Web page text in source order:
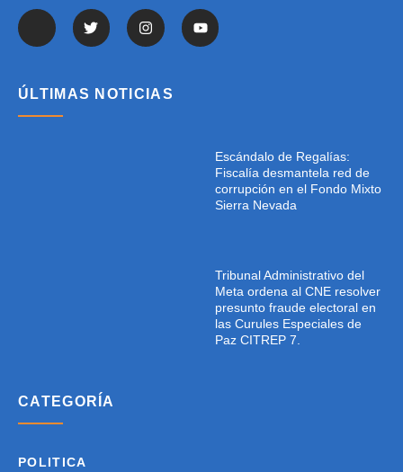
ÚLTIMAS NOTICIAS
Escándalo de Regalías:
Fiscalía desmantela red de
corrupción en el Fondo Mixto
Sierra Nevada
Tribunal Administrativo del
Meta ordena al CNE resolver
presunto fraude electoral en
las Curules Especiales de
Paz CITREP 7.
CATEGORÍA
POLITICA